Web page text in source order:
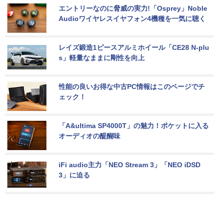
エントリーなのに脅威の実力!「Osprey」Noble
Audioワイヤレスイヤフォン4機種を一気に聴く
レイズ鍛造1ピースアルミホイール「CE28 N-plu
s」軽量なままに剛性を向上
性能の良いお得な中古PC情報はこのページでチ
ェック！
「A&ultima SP4000T」の魅力！ポケットに入る
オーディオの醍醐味
iFi audio主力「NEO Stream 3」「NEO iDSD
3」に迫る